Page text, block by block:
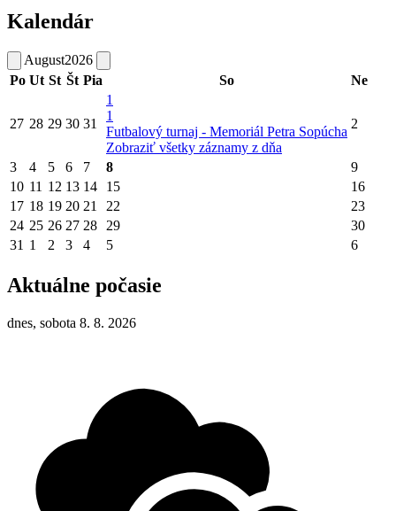
Kalendár
August2026
Po Ut St Št Pia So Ne
27 28 29 30 31
1
1
Futbalový turnaj - Memoriál Petra Sopúcha
Zobraziť všetky záznamy z dňa
2
3 4 5 6 7 8
9
10 11 12 13 14 15
16
17 18 19 20 21 22
23
24 25 26 27 28 29
30
31 1 2 3 4 5 6
Aktuálne počasie
dnes, sobota 8. 8. 2026